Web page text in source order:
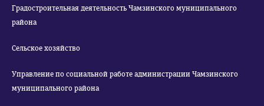
Градостроительная деятельность Чамзинского муниципального
района
Сельское хозяйство
Управление по социальной работе администрации Чамзинского
муниципального района